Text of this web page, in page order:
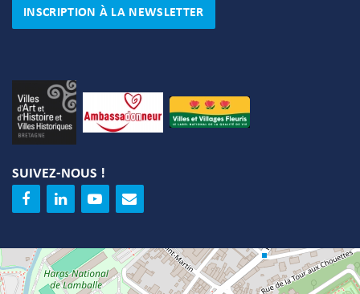
INSCRIPTION À LA NEWSLETTER
SUIVEZ-NOUS !